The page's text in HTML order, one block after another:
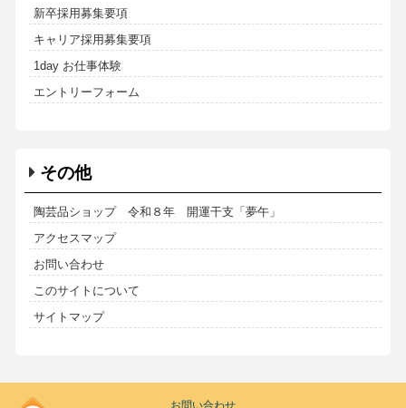
新卒採用募集要項
キャリア採用募集要項
1day お仕事体験
エントリーフォーム
その他
陶芸品ショップ 令和８年 開運干支「夢午」
アクセスマップ
お問い合わせ
このサイトについて
サイトマップ
Kodoen お問い合わせ